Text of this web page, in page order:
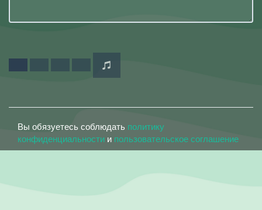
Вы обязуетесь соблюдать политику
конфиденциальности и пользовательское соглашение